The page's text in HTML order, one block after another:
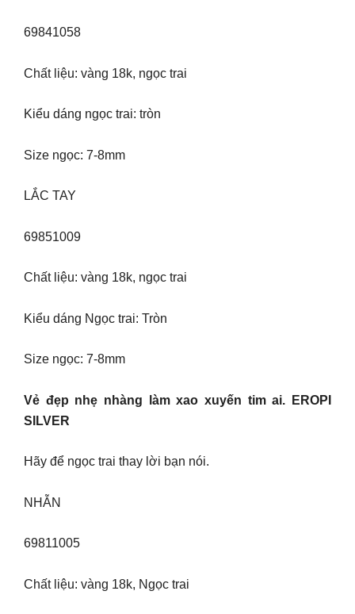
69841058
Chất liệu: vàng 18k, ngọc trai
Kiểu dáng ngọc trai: tròn
Size ngọc: 7-8mm
LẮC TAY
69851009
Chất liệu: vàng 18k, ngọc trai
Kiểu dáng Ngọc trai: Tròn
Size ngọc: 7-8mm
Vẻ đẹp nhẹ nhàng làm xao xuyến tim ai. EROPI
SILVER
Hãy để ngọc trai thay lời bạn nói.
NHẪN
69811005
Chất liệu: vàng 18k, Ngọc trai